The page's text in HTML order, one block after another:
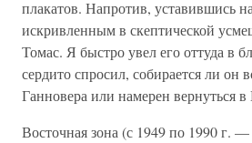
плакатов. Напротив, уставившись
искривленным в скептической
Томас. Я быстро увел его оттуда в
сердито спросил, собирается ли он
Ганновера или намерен вернуться
Восточная зона (с 1949 по 1990 г.